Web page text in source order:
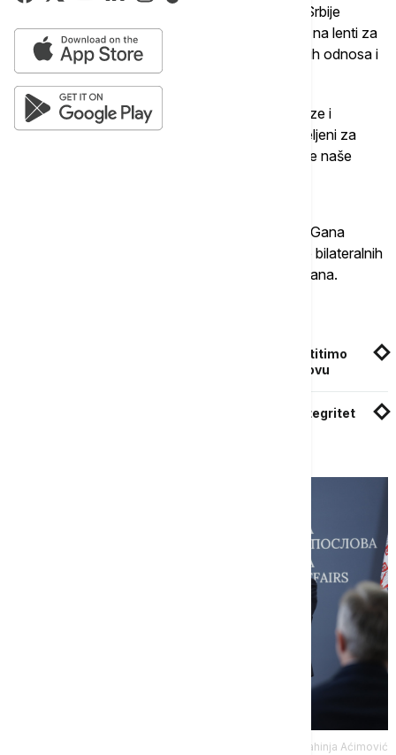
zemalja u Beogradu i da mu je tada predsednik Srbije
Aleksandar Vučić uručio Orden Republike Srbije na lenti za
lični doprinos suštinskom unapređenju bilateralnih odnosa i
saradnje sa Srbijom.
"Mi smo ponosni na tradicionalno prijateljske veze i
saradnju naših zemalja i ostajemo čvrsto opredeljeni za
dalje unapređivanje naših odnosa i produbljivanje naše
Ministar spoljnih poslova je dodao da će Srbija i Gana
potpisati sporazume koji su bitni za unapređenje bilateralnih
odnosa i putem kojih će ta saradnja konkretizovana.
Dačić o glasanju u Savetu Evrope: Zašto da štitimo
integritet Ukrajine i BiH, a oni uzdržani o Kosovu
Ambasada: Ukrajina podržava teritorijalni integritet
Tanjug/Strahinja Aćimović